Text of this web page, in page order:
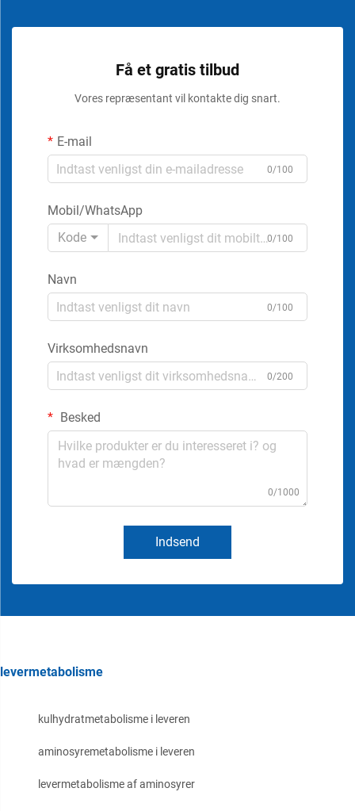
Få et gratis tilbud
Vores repræsentant vil kontakte dig snart.
E-mail
0/100
Mobil/WhatsApp
Kode
0/100
Navn
0/100
Virksomhedsnavn
0/200
Besked
0/1000
Indsend
levermetabolisme
kulhydratmetabolisme i leveren
aminosyremetabolisme i leveren
levermetabolisme af aminosyrer